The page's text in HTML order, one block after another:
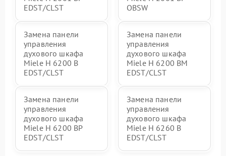
EDST/CLST
OBSW
Замена панели
управления
духового шкафа
Miele H 6200 B
EDST/CLST
Замена панели
управления
духового шкафа
Miele H 6200 BM
EDST/CLST
Замена панели
управления
духового шкафа
Miele H 6200 BP
EDST/CLST
Замена панели
управления
духового шкафа
Miele H 6260 B
EDST/CLST